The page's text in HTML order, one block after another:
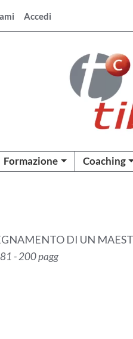
Accedi
Formazione Coaching
DI UN
- 200 pagg